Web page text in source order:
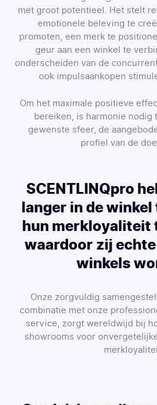
met groot potentieel. Het stelt
emotionele beleving te
promoten, een merk te
geur aan een winkel te
onderscheiden van de
ook impulsaankopen
Om het maximale positieve
bereiken, is harmonie nodig
gewenste sfeer, de
profiel van de
SCENTLINQpro
langer in de winkel
hun merkloyaliteit
waardoor zij
winkels
Onze zorgvuldig
combinatie met onze
service, zorgt wereldwijd bij
showrooms voor